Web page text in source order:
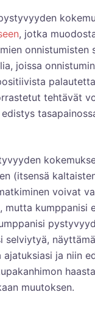
, jotka
onnistumisten
joissa
tehtävät
(itsensä
voivat
mutta kumppanisi
selviytyä,
ja niin
muutoksen.